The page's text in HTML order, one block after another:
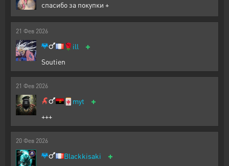
спасибо за покупки +
21 Фев 2026
🌹ill +
Soutien
21 Фев 2026
🀄 myt +
+++
20 Фев 2026
Blackkisaki +